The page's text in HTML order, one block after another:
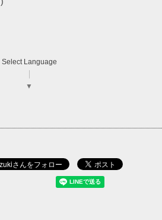
Select Language
▼